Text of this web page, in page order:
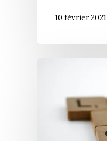
10 février 2021